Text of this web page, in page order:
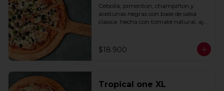
Cebolla, pimenton, champiñon y
aceitunas negras con base de salsa
clasica  hecha con tomate natural, ajo,
$18.900
Tropical one XL